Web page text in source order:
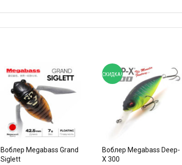
Воблер Megabass Grand
Siglett
Воблер Megabass Deep-
X 300
СКИДКА!